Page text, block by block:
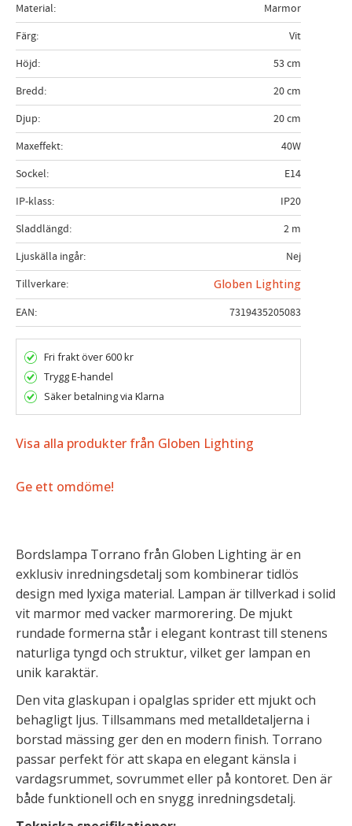
Material
Marmor
Färg
Vit
Höjd
53 cm
Bredd
20 cm
Djup
20 cm
Maxeffekt
40W
Sockel
E14
IP-klass
IP20
Sladdlängd
2 m
Ljuskälla ingår
Nej
Tillverkare
Globen Lighting
EAN
7319435205083
Fri frakt över 600 kr
Trygg E-handel
Säker betalning via Klarna
Visa alla produkter från Globen Lighting
Ge ett omdöme!
Bordslampa Torrano från Globen Lighting är en
exklusiv inredningsdetalj som kombinerar tidlös
design med lyxiga material. Lampan är tillverkad i solid
vit marmor med vacker marmorering. De mjukt
rundade formerna står i elegant kontrast till stenens
naturliga tyngd och struktur, vilket ger lampan en
unik karaktär.
Den vita glaskupan i opalglas sprider ett mjukt och
behagligt ljus. Tillsammans med metalldetaljerna i
borstad mässing ger den en modern finish. Torrano
passar perfekt för att skapa en elegant känsla i
vardagsrummet, sovrummet eller på kontoret. Den är
både funktionell och en snygg inredningsdetalj.